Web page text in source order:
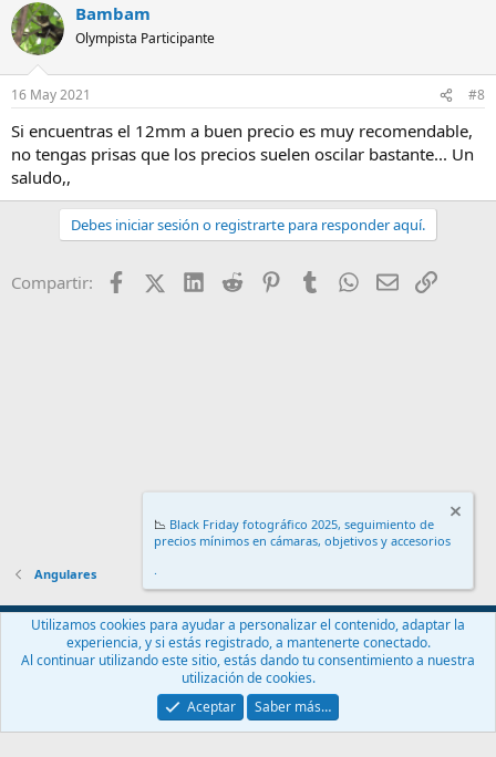
Bambam
Olympista Participante
16 May 2021 #8
Si encuentras el 12mm a buen precio es muy recomendable,
no tengas prisas que los precios suelen oscilar bastante... Un
saludo,,
Debes iniciar sesión o registrarte para responder aquí.
Compartir: FacebookX (Twitter)
LinkedIn
Reddit PinterestTumblr WhatsApp
EmailEnlace
Angulares
Español (ES)
Contáctanos
Términos y reglas Política de privacidad
Ayuda
Community platform by XenForo® © 2010-2024 XenForo Ltd.
📉 Black Friday fotográfico 2025, seguimiento de
precios mínimos en cámaras, objetivos y accesorios
.
Utilizamos cookies para ayudar a personalizar el contenido, adaptar la
experiencia, y si estás registrado, a mantenerte conectado.
Al continuar utilizando este sitio, estás dando tu consentimiento a nuestra
utilización de cookies.
Aceptar
Saber más…